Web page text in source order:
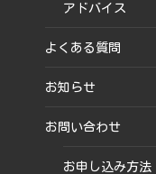
アドバイス
よくある質問
お知らせ
お問い合わせ
お申し込み方法